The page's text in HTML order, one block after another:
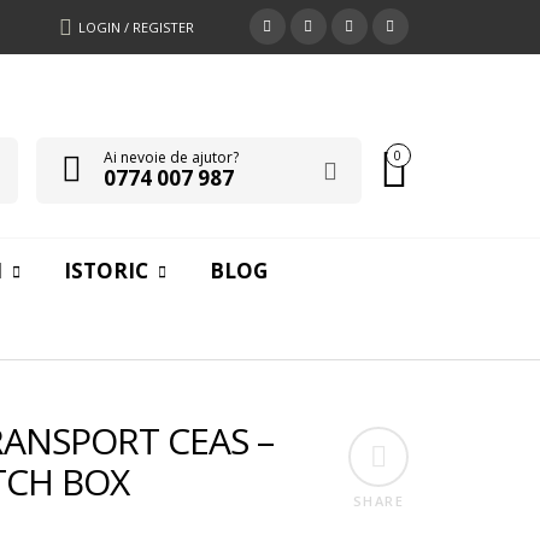
LOGIN / REGISTER
Ai nevoie de ajutor?
0774 007 987
0
ISTORIC BLOG
SHARE
CEAS –
BOX